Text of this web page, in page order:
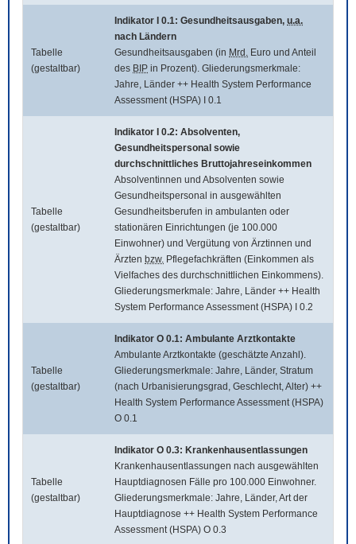
Tabelle
(gestaltbar)
Indikator I 0.1: Gesundheitsausgaben, u.a.
nach Ländern
Gesundheitsausgaben (in Mrd. Euro und Anteil
des BIP in Prozent). Gliederungsmerkmale:
Jahre, Länder ++ Health System Performance
Assessment (HSPA) I 0.1
Tabelle
(gestaltbar)
Indikator I 0.2: Absolventen,
Gesundheitspersonal sowie
durchschnittliches Bruttojahreseinkommen
Absolventinnen und Absolventen sowie
Gesundheitspersonal in ausgewählten
Gesundheitsberufen in ambulanten oder
stationären Einrichtungen (je 100.000
Einwohner) und Vergütung von Ärztinnen und
Ärzten bzw. Pflegefachkräften (Einkommen als
Vielfaches des durchschnittlichen Einkommens).
Gliederungsmerkmale: Jahre, Länder ++ Health
System Performance Assessment (HSPA) I 0.2
Tabelle
(gestaltbar)
Indikator O 0.1: Ambulante Arztkontakte
Ambulante Arztkontakte (geschätzte Anzahl).
Gliederungsmerkmale: Jahre, Länder, Stratum
(nach Urbanisierungsgrad, Geschlecht, Alter) ++
Health System Performance Assessment (HSPA)
O 0.1
Tabelle
(gestaltbar)
Indikator O 0.3: Krankenhausentlassungen
Krankenhausentlassungen nach ausgewählten
Hauptdiagnosen Fälle pro 100.000 Einwohner.
Gliederungsmerkmale: Jahre, Länder, Art der
Hauptdiagnose ++ Health System Performance
Assessment (HSPA) O 0.3